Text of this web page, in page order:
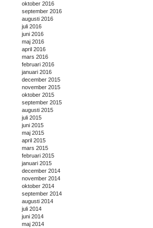
oktober 2016
september 2016
augusti 2016
juli 2016
juni 2016
maj 2016
april 2016
mars 2016
februari 2016
januari 2016
december 2015
november 2015
oktober 2015
september 2015
augusti 2015
juli 2015
juni 2015
maj 2015
april 2015
mars 2015
februari 2015
januari 2015
december 2014
november 2014
oktober 2014
september 2014
augusti 2014
juli 2014
juni 2014
maj 2014